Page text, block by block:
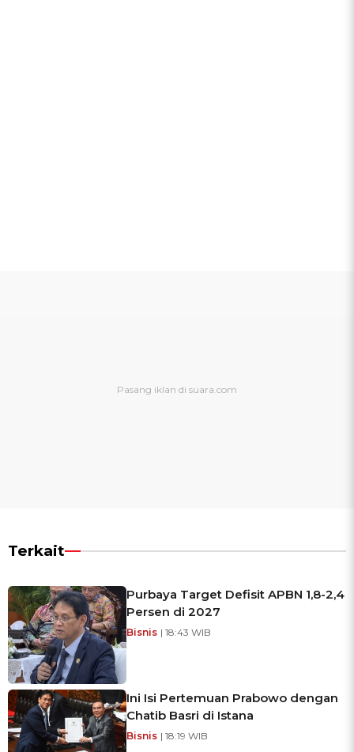
Terkait
Purbaya Target Defisit APBN 1,8-2,4
Persen di 2027
Bisnis | 18:43 WIB
Ini Isi Pertemuan Prabowo dengan
Chatib Basri di Istana
Bisnis | 18:19 WIB